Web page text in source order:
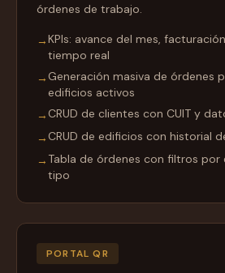
órdenes de trabajo.
→KPIs: avance del mes,
tiempo real
→ Generación masiva de órdenes
edificios activos
→ CRUD de clientes con CUIT y
→ CRUD de edificios con historial
→ Tabla de órdenes con filtros
tipo
PORTAL QR